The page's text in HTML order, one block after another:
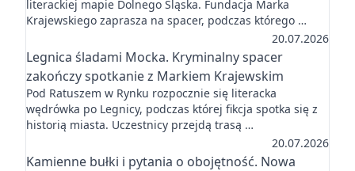
literackiej mapie Dolnego Śląska. Fundacja Marka
Krajewskiego zaprasza na spacer, podczas którego …
20.07.2026
Legnica śladami Mocka. Kryminalny spacer
zakończy spotkanie z Markiem Krajewskim
Pod Ratuszem w Rynku rozpocznie się literacka
wędrówka po Legnicy, podczas której fikcja spotka się z
historią miasta. Uczestnicy przejdą trasą …
20.07.2026
Kamienne bułki i pytania o obojętność. Nowa